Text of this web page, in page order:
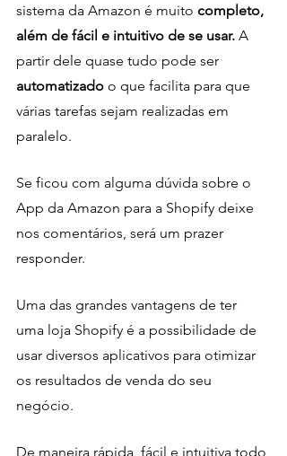
sistema da Amazon é muito completo,
além de fácil e intuitivo de se usar. A
partir dele quase tudo pode ser
automatizado o que facilita para que
várias tarefas sejam realizadas em
paralelo.
Se ficou com alguma dúvida sobre o
App da Amazon para a Shopify deixe
nos comentários, será um prazer
responder.
Uma das grandes vantagens de ter
uma loja Shopify é a possibilidade de
usar diversos aplicativos para otimizar
os resultados de venda do seu
negócio.
De maneira rápida, fácil e intuitiva todo